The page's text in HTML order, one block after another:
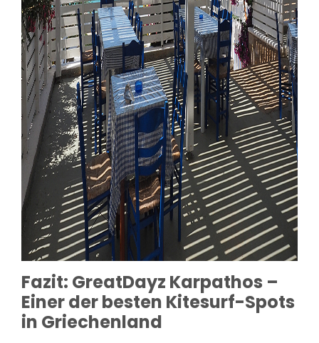
Fazit: GreatDayz Karpathos –
Einer der besten Kitesurf-Spots
in Griechenland